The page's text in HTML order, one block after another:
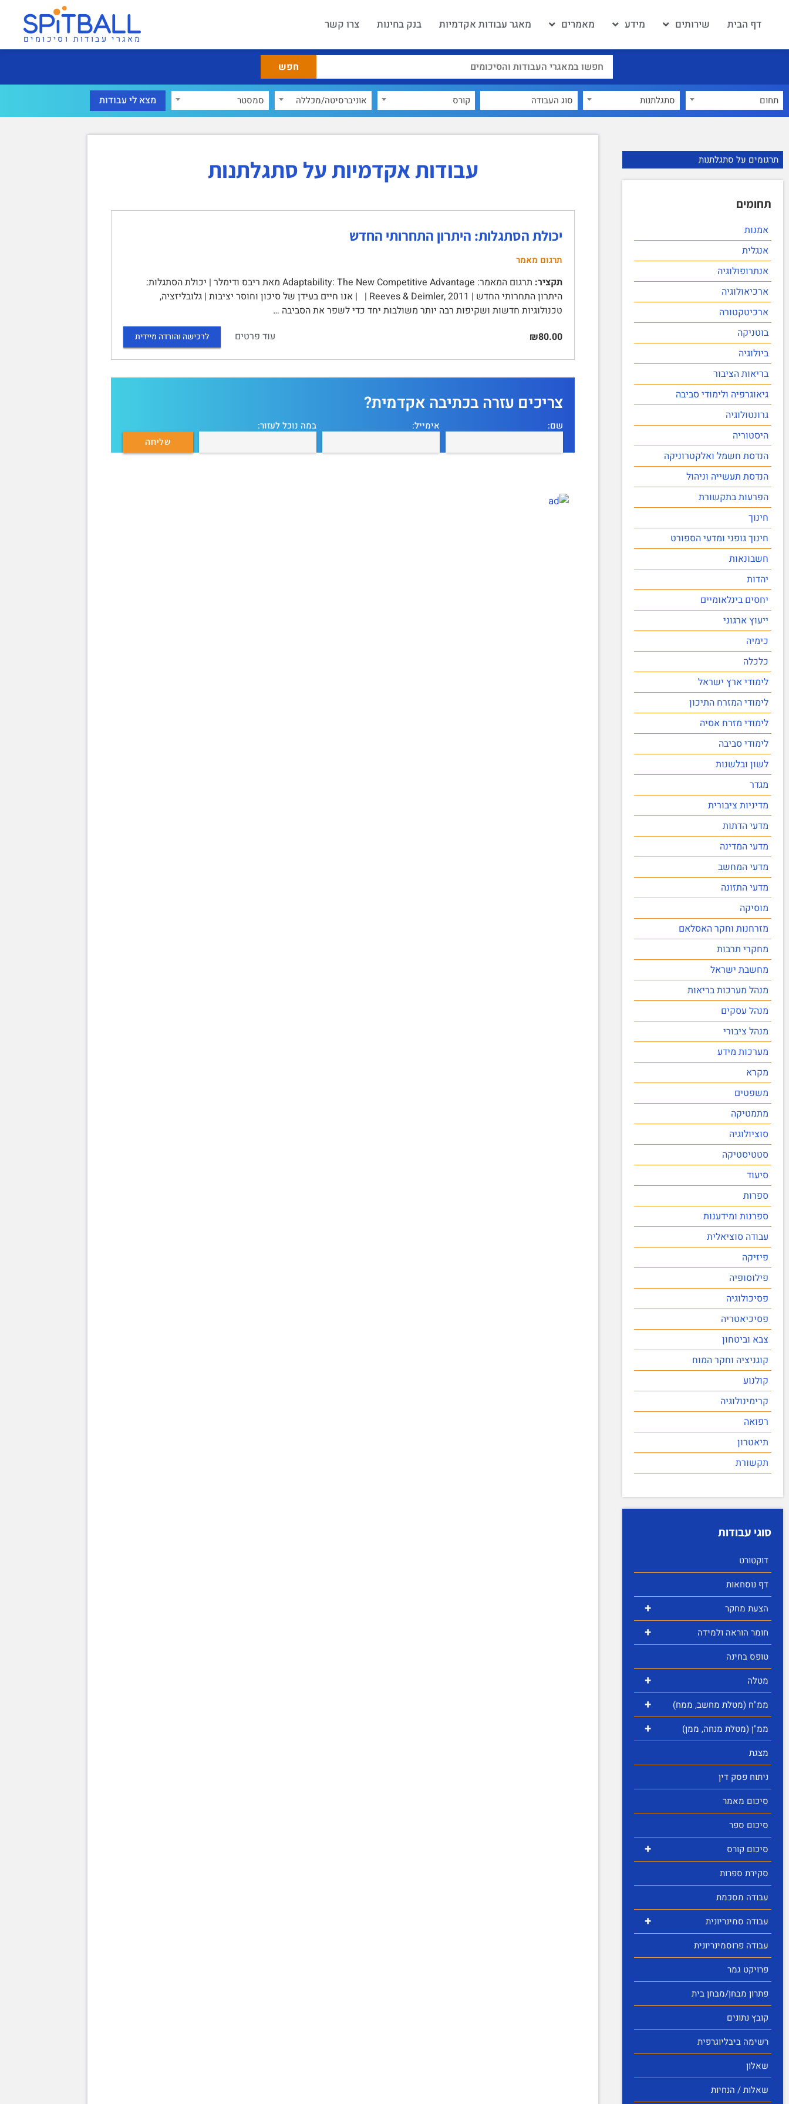
דף הבית שירותים מידע מאמרים מאגר עבודות אקדמיות בנק בחינות צרו קשר
מאגרי עבודות וסיכומים
תחום סתגלתנות קורס אוניברסיטה/מכללה סמסטר
תרגומים על סתגלתנות
תחומים
אמנות
אנגלית
אנתרופולוגיה
ארכיאולוגיה
ארכיטקטורה
בוטניקה
ביולוגיה
בריאות הציבור
גיאוגרפיה ולימודי סביבה
גרונטולוגיה
היסטוריה
הנדסת חשמל ואלקטרוניקה
הנדסת תעשייה וניהול
הפרעות בתקשורת
חינוך
חינוך גופני ומדעי הספורט
חשבונאות
יהדות
יחסים בינלאומיים
ייעוץ ארגוני
כימיה
כלכלה
לימודי ארץ ישראל
לימודי המזרח התיכון
לימודי מזרח אסיה
לימודי סביבה
לשון ובלשנות
מגדר
מדיניות ציבורית
מדעי הדתות
מדעי המדינה
מדעי המחשב
מדעי התזונה
מוסיקה
מזרחנות וחקר האסלאם
מחקרי תרבות
מחשבת ישראל
מנהל מערכות בריאות
מנהל עסקים
מנהל ציבורי
מערכות מידע
מקרא
משפטים
מתמטיקה
סוציולוגיה
סטטיסטיקה
סיעוד
ספרות
ספרנות ומידענות
עבודה סוציאלית
פיזיקה
פילוסופיה
פסיכולוגיה
פסיכיאטריה
צבא וביטחון
קוגניציה וחקר המוח
קולנוע
קרימינולוגיה
רפואה
תיאטרון
תקשורת
סוגי עבודות
דוקטורט
דף נוסחאות
+ הצעת מחקר
+
חומר הוראה ולמידה
טופס בחינה
+ מטלה
+ ממ"ח (מטלת מחשב, ממח)
+
ממ"ן (מטלת מנחה, ממן)
מצגת
ניתוח פסק דין
סיכום מאמר
סיכום ספר
+
סיכום קורס
סקירת ספרות
עבודה מסכמת
+
עבודה סמינריונית
עבודה פרוסמינריונית
פרויקט גמר
פתרון מבחן/מבחן בית
קובץ נתונים
רשימה ביבליוגרפית
שאלון
שאלות / הנחיות
עבודות אקדמיות על סתגלתנות
יכולת הסתגלות: היתרון התחרותי החדש
תרגום מאמר
תקציר:
תרגום המאמר: Adaptability: The New Competitive Advantage מאת ריבס ודימלר | יכולת הסתגלות:
היתרון התחרותי החדש | Reeves & Deimler, 2011 | | אנו חיים בעידן של סיכון וחוסר יציבות | גלובליזציה,
טכנולוגיות חדשות ושקיפות רבה יותר משולבות יחד כדי לשפר את הסביבה …
₪80.00
עוד פרטים לרכישה והורדה מיידית
צריכים עזרה בכתיבה אקדמית?
שם: אימייל: במה נוכל לעזור: